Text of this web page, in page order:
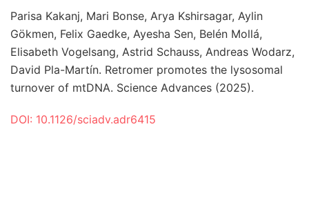
Parisa Kakanj, Mari Bonse, Arya Kshirsagar, Aylin
Gökmen, Felix Gaedke, Ayesha Sen, Belén Mollá,
Elisabeth Vogelsang, Astrid Schauss, Andreas Wodarz,
David Pla-Martín. Retromer promotes the lysosomal
turnover of mtDNA. Science Advances (2025).
DOI: 10.1126/sciadv.adr6415